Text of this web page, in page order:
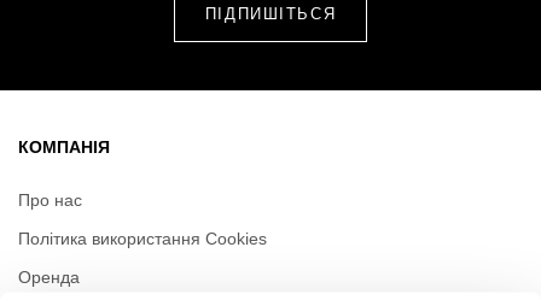
КОМПАНІЯ
Про нас
Політика використання Cookies
Оренда